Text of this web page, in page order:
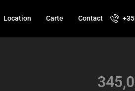
Location Carte Contact